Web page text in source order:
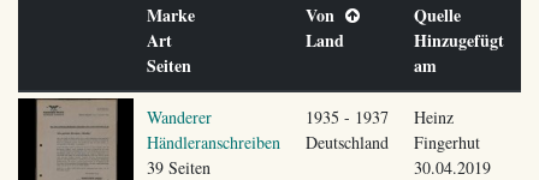
Marke
Art
Seiten
Von
Land
Quelle
Hinzugefügt
am
Wanderer
Händleranschreiben
39 Seiten
1935 - 1937
Deutschland
Heinz
Fingerhut
30.04.2019